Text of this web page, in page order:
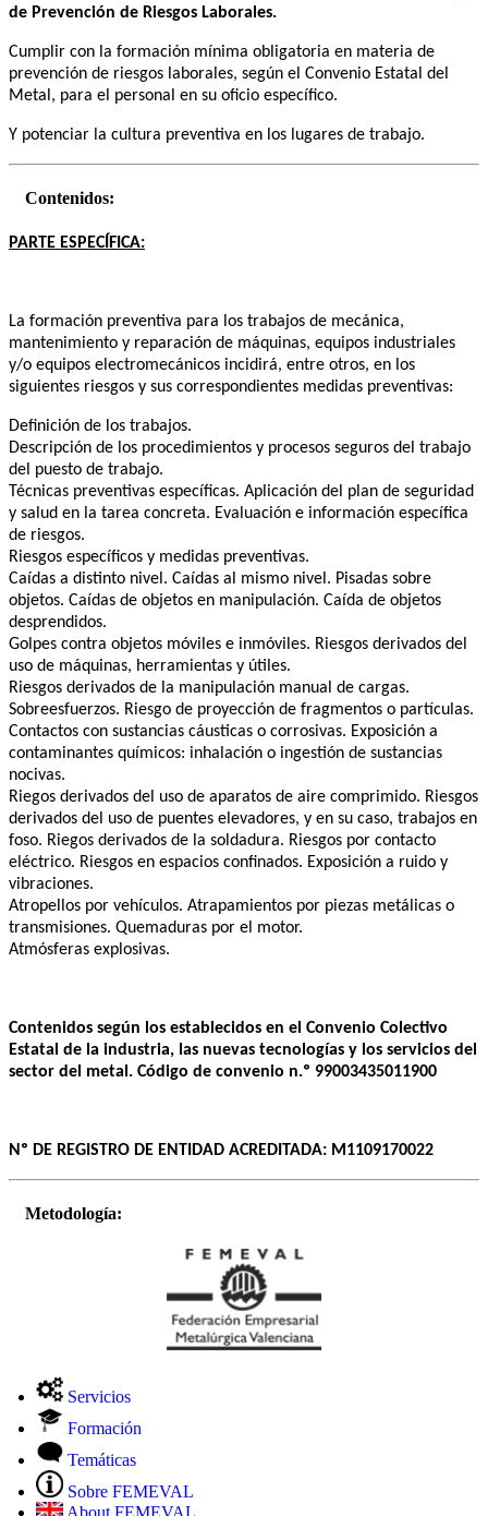
de Prevención de Riesgos Laborales.
Cumplir con la formación mínima obligatoria en materia de
prevención de riesgos laborales, según el Convenio Estatal del
Metal, para el personal en su oficio específico.
Y potenciar la cultura preventiva en los lugares de trabajo.
Contenidos:
PARTE ESPECÍFICA:
La formación preventiva para los trabajos de mecánica,
mantenimiento y reparación de máquinas, equipos industriales
y/o equipos electromecánicos incidirá, entre otros, en los
siguientes riesgos y sus correspondientes medidas preventivas:
Definición de los trabajos.
Descripción de los procedimientos y procesos seguros del trabajo
del puesto de trabajo.
Técnicas preventivas específicas. Aplicación del plan de seguridad
y salud en la tarea concreta. Evaluación e información específica
de riesgos.
Riesgos específicos y medidas preventivas.
Caídas a distinto nivel. Caídas al mismo nivel. Pisadas sobre
objetos. Caídas de objetos en manipulación. Caída de objetos
desprendidos.
Golpes contra objetos móviles e inmóviles. Riesgos derivados del
uso de máquinas, herramientas y útiles.
Riesgos derivados de la manipulación manual de cargas.
Sobreesfuerzos. Riesgo de proyección de fragmentos o partículas.
Contactos con sustancias cáusticas o corrosivas. Exposición a
contaminantes químicos: inhalación o ingestión de sustancias
nocivas.
Riegos derivados del uso de aparatos de aire comprimido. Riesgos
derivados del uso de puentes elevadores, y en su caso, trabajos en
foso. Riegos derivados de la soldadura. Riesgos por contacto
eléctrico. Riesgos en espacios confinados. Exposición a ruido y
vibraciones.
Atropellos por vehículos. Atrapamientos por piezas metálicas o
transmisiones. Quemaduras por el motor.
Atmósferas explosivas.
Contenidos según los establecidos en el Convenio Colectivo
Estatal de la industria, las nuevas tecnologías y los servicios del
sector del metal. Código de convenio n.º 99003435011900
Nº DE REGISTRO DE ENTIDAD ACREDITADA: M1109170022
Metodología:
Servicios
Formación
Temáticas
Sobre FEMEVAL